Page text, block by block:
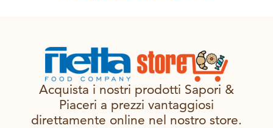
Acquista i nostri prodotti Sapori &
Piaceri a prezzi vantaggiosi
direttamente online nel nostro store.